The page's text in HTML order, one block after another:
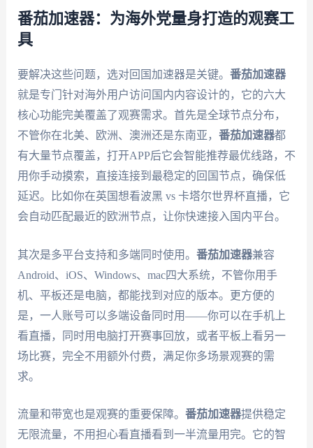
番茄加速器：为海外党量身打造的观赛工
具
要解决这些问题，选对回国加速器是关键。 番茄加速器
就是专门针对海外用户访问国内内容设计的，它的六大
核心功能完美覆盖了观赛需求。首先是全球节点分布，
不管你在北美、欧洲、澳洲还是东南亚， 番茄加速器都
有大量节点覆盖，打开APP后它会智能推荐最优线路，不
用你手动摸索，直接连接到最稳定的回国节点，确保低
延迟。比如你在英国想看波黑 vs 卡塔尔世界杯直播，它
会自动匹配最近的欧洲节点，让你快速接入国内平台。
其次是多平台支持和多端同时使用。 番茄加速器兼容
Android、iOS、Windows、mac四大系统，不管你用手
机、平板还是电脑，都能找到对应的版本。更方便的
是，一人账号可以多端设备同时用——你可以在手机上
看直播，同时用电脑打开赛事回放，或者平板上看另一
场比赛，完全不用额外付费，满足你多场景观赛的需
求。
流量和带宽也是观赛的重要保障。 番茄加速器提供稳定
无限流量，不用担心看直播看到一半流量用完。它的智